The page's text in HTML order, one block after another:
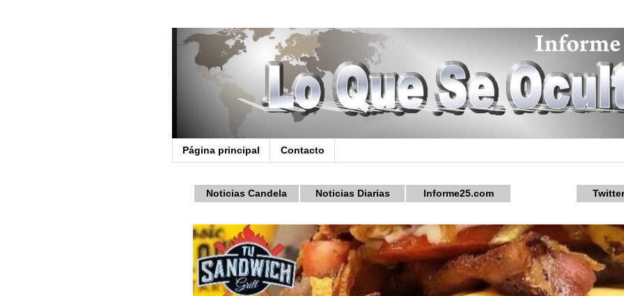
Página principal Contacto
Noticias Candela Noticias Diarias Informe25.com